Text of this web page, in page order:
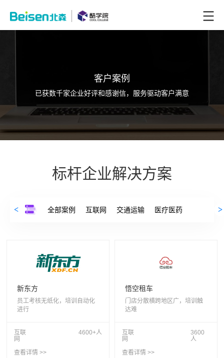
客户案例
已获数千家企业好评和感谢信，服务驱动客户满意
标杆企业解决方案
全部案例 互联网 交通运输 医疗医药
食品餐饮
新东方
员工考核无纸化，培训自动化
进行
互联
网
4600+人
查看详情 >>
悟空租车
门店分散横跨地区广，培训触
达难
互联
网
3600
人
查看详情 >>